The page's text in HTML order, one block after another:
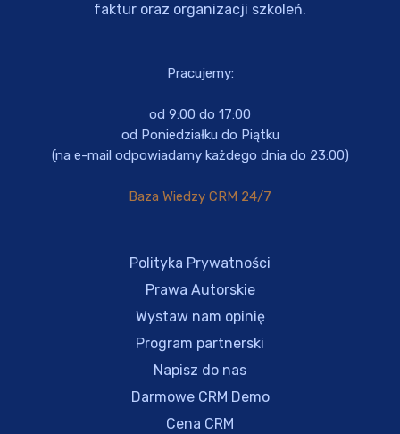
faktur oraz organizacji szkoleń.
Pracujemy:
od 9:00 do 17:00
od Poniedziałku do Piątku
(na e-mail odpowiadamy każdego dnia do 23:00)
Baza Wiedzy CRM 24/7
Polityka Prywatności
Prawa Autorskie
Wystaw nam opinię
Program partnerski
Napisz do nas
Darmowe CRM Demo
Cena CRM